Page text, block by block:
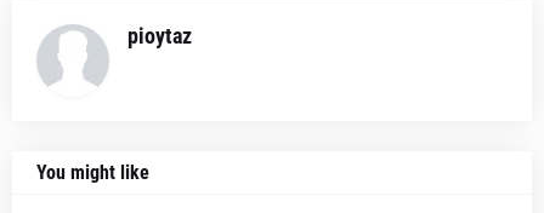
pioytaz
You might like